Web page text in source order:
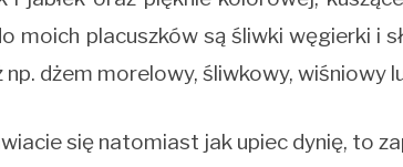
moich placuszków są śliwki węgierki i
dżem morelowy, śliwkowy, wiśniowy
się natomiast jak upiec dynię, to